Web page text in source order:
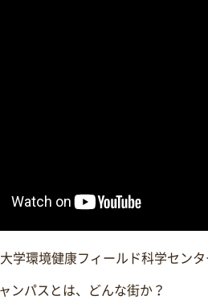
学環境健康フィールド科学セン
ンパスとは、どんな街か？